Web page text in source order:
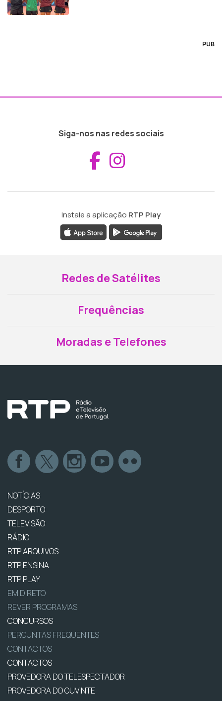
PUB
Siga-nos nas redes sociais
Aceder ao
Instale a aplicação RTP Play
Redes de Satélites
Frequências
Moradas e Telefones
NOTÍCIAS
DESPORTO
TELEVISÃO
RÁDIO
RTP ARQUIVOS
RTP ENSINA
RTP PLAY
EM DIRETO
REVER PROGRAMAS
CONCURSOS
PERGUNTAS FREQUENTES
CONTACTOS
CONTACTOS
PROVEDORA DO TELESPECTADOR
PROVEDORA DO OUVINTE